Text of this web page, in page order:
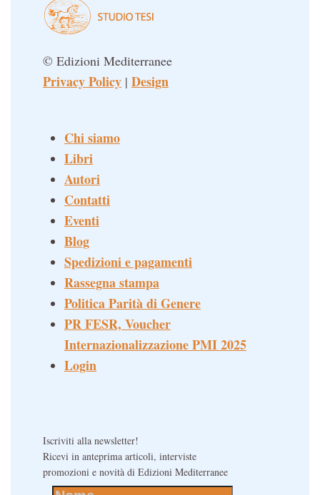
© Edizioni Mediterranee
Privacy Policy | Design
Chi siamo
Libri
Autori
Contatti
Eventi
Blog
Spedizioni e pagamenti
Rassegna stampa
Politica Parità di Genere
PR FESR, Voucher
Internazionalizzazione PMI 2025
Login
Iscriviti alla newsletter!
Ricevi in anteprima articoli, interviste
promozioni e novità di Edizioni Mediterranee